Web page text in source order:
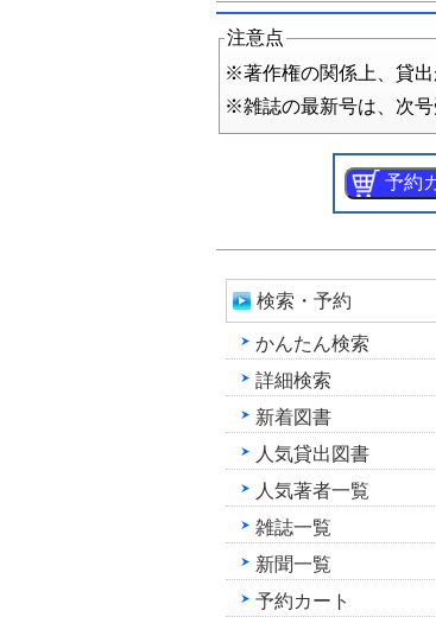
注意点
※著作権の関係上、貸出
※雑誌の最新号は、次号
検索・予約
かんたん検索
詳細検索
新着図書
人気貸出図書
人気著者一覧
雑誌一覧
新聞一覧
予約カート